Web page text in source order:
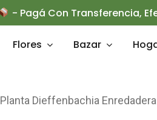
- Pagá Con Transferencia,
Flores Bazar
Planta Dieffenbachia